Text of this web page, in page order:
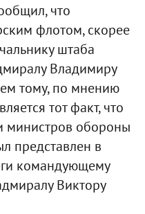
что
флотом, скорее
штаба
Владимиру
тому, по мнению
тот факт, что
министров обороны
представлен в
командующему
Виктору